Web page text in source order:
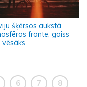
šķērsos aukstā
fronte, gaiss
vēsāks
6 7 8